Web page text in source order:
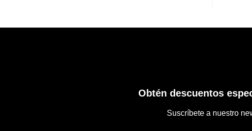
Obtén descuentos
Suscríbete a nuestro